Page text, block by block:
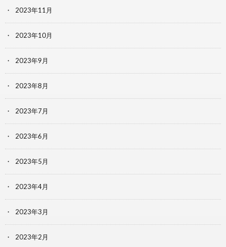
2023年11月
2023年10月
2023年9月
2023年8月
2023年7月
2023年6月
2023年5月
2023年4月
2023年3月
2023年2月